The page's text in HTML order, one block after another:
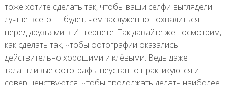
тоже хотите сделать так, чтобы ваши селфи выглядели
лучше всего — будет, чем заслуженно похвалиться
перед друзьями в Интернете! Так давайте же посмотрим,
как сделать так, чтобы фотографии оказались
действительно хорошими и клёвыми. Ведь даже
талантливые фотографы неустанно практикуются и